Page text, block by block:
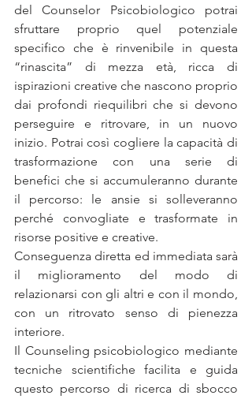
del Counselor Psicobiologico potrai
sfruttare proprio quel potenziale
specifico che è rinvenibile in questa
“rinascita” di mezza età, ricca di
ispirazioni creative che nascono proprio
dai profondi riequilibri che si devono
perseguire e ritrovare, in un nuovo
inizio. Potrai così cogliere la capacità di
trasformazione con una serie di
benefici che si accumuleranno durante
il percorso: le ansie si solleveranno
perché convogliate e trasformate in
risorse positive e creative.
Conseguenza diretta ed immediata sarà
il miglioramento del modo di
relazionarsi con gli altri e con il mondo,
con un ritrovato senso di pienezza
interiore.
Il Counseling psicobiologico mediante
tecniche scientifiche facilita e guida
questo percorso di ricerca di sbocco